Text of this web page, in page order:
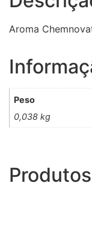
Aroma
Peso
0,038 kg